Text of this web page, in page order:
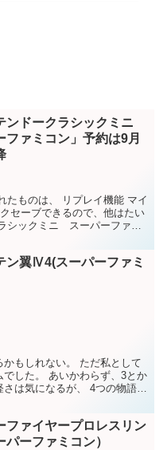
ンドークラシックミニ
ファミコン」予約は9月
たものは、 リプレイ機能 マイ
セーブできるので、他はたい
シックミニ スーパーファミ
ン翼Ⅳ4(スーパーファミ
もしれない。 ただ私として
した。 あいかわらず、3とか
は気になるが、 4つの物語に
ファイヤープロレスリン
パーファミコン）